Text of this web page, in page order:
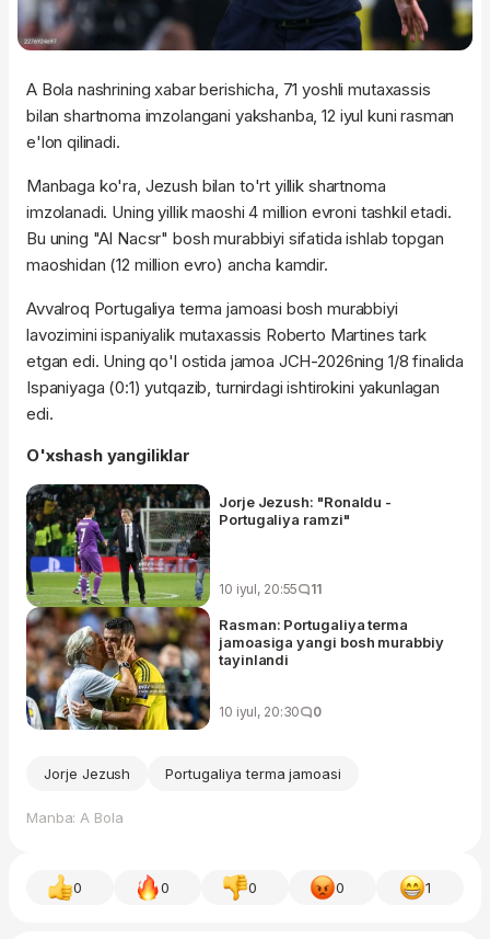
A Bola nashrining xabar berishicha, 71 yoshli mutaxassis
bilan shartnoma imzolangani yakshanba, 12 iyul kuni rasman
e'lon qilinadi.
Manbaga ko'ra, Jezush bilan to'rt yillik shartnoma
imzolanadi. Uning yillik maoshi 4 million evroni tashkil etadi.
Bu uning "Al Nacsr" bosh murabbiyi sifatida ishlab topgan
maoshidan (12 million evro) ancha kamdir.
Avvalroq Portugaliya terma jamoasi bosh murabbiyi
lavozimini ispaniyalik mutaxassis Roberto Martines tark
etgan edi. Uning qo'l ostida jamoa JCH-2026ning 1/8 finalida
Ispaniyaga (0:1) yutqazib, turnirdagi ishtirokini yakunlagan
edi.
O'xshash yangiliklar
Jorje Jezush: "Ronaldu -
Portugaliya ramzi"
10 iyul, 20:55 11
Rasman: Portugaliya terma
jamoasiga yangi bosh murabbiy
tayinlandi
10 iyul, 20:30 0
Jorje Jezush Portugaliya terma jamoasi
Manba: A Bola
0 0 0 0 1